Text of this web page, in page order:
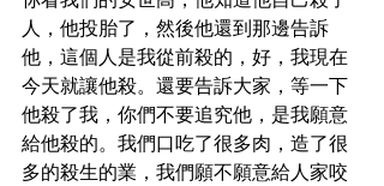
人，他投胎了，然後他還到那邊告訴
他，這個人是我從前殺的，好，我現在
今天就讓他殺。還要告訴大家，等一下
他殺了我，你們不要追究他，是我願意
給他殺的。我們口吃了很多肉，造了很
多的殺生的業，我們願不願意給人家咬